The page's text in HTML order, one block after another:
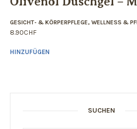
GESICHT- & KÖRPERPFLEGE, WELLNESS &
8.90CHF
HINZUFÜGEN
SUCHEN